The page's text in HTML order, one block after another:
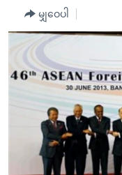
အကြောင်းအရာ
သို့
ကျော်
အစ္စရေး-ပါလက်စတိုင်း
ရပ်ဝန်းတခု လမ်းတခု
အင်္ဂလိပ်စာလေ့လာမယ်
အမေရိကန်သုံးအီဒီယံ
မကြေးမုံရဲ့ အင်္ဂလိပ်စာ
ရုပ်ရှင်ထဲက အင်္ဂလိပ်စာ
သုတပဒေသာ အင်္ဂလိပ်စာ
အပတ်စဉ်ကဏ္ဍများ
ရေဒီယို
ရေဒီယိုနှင့်ရုပ်သံ အချ
ရေဒီယို/တီဗွီအစီအစဉ်
Learning English
မျှဝေပါ